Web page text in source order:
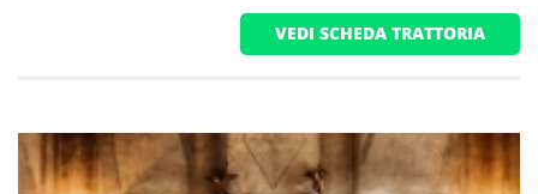
VEDI SCHEDA TRATTORIA